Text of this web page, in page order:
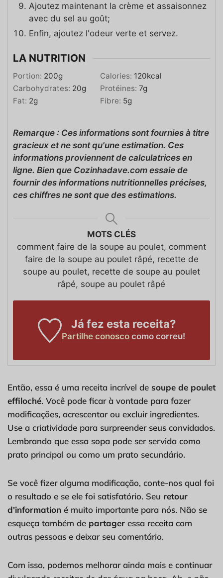
Ajoutez maintenant la crème et assaisonnez
avec du sel au goût;
Enfin, ajoutez l'odeur verte et servez.
LA NUTRITION
Portion: 200g Calories: 120kcal
Carbohydrates: 20g Protéines: 7g
Fat: 2g Fibre: 5g
Remarque : Ces informations sont fournies à titre
gracieux et ne sont qu'une estimation. Ces
informations proviennent de calculatrices en
ligne. Bien que Cozinhadave.com essaie de
fournir des informations nutritionnelles précises,
ces chiffres ne sont que des estimations.
MOTS CLÉS
comment faire de la soupe au poulet, comment
faire de la soupe au poulet râpé, recette de
soupe au poulet, recette de soupe au poulet
râpé, soupe au poulet râpé
Já fez esta receita?
Partilhe conosco como correu!
Então, essa é uma receita incrível de soupe de poulet
effiloché. Você pode ficar à vontade para fazer
modificações, acrescentar ou excluir ingredientes.
Use a criatividade para surpreender seus convidados.
Lembrando que essa sopa pode ser servida como
prato principal ou como um prato secundário.
Se você fizer alguma modificação, conte-nos qual foi
o resultado e se ele foi satisfatório. Seu retour
d'information é muito importante para nós. Não se
esqueça também de partager essa receita com
outras pessoas e deixar seu comentário.
Com isso, podemos melhorar ainda mais e continuar